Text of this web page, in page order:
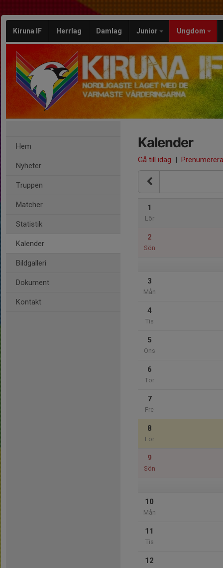
Kiruna IF Herrlag Damlag Junior Ungdom
Hem
Nyheter
Truppen
Matcher
Statistik
Kalender
Bildgalleri
Dokument
Kontakt
Kalender
Gå till idag | Prenumerera
1
Lör
2
Sön
3
Mån
4
Tis
5
Ons
6
Tor
7
Fre
8
Lör
9
Sön
10
Mån
11
Tis
12